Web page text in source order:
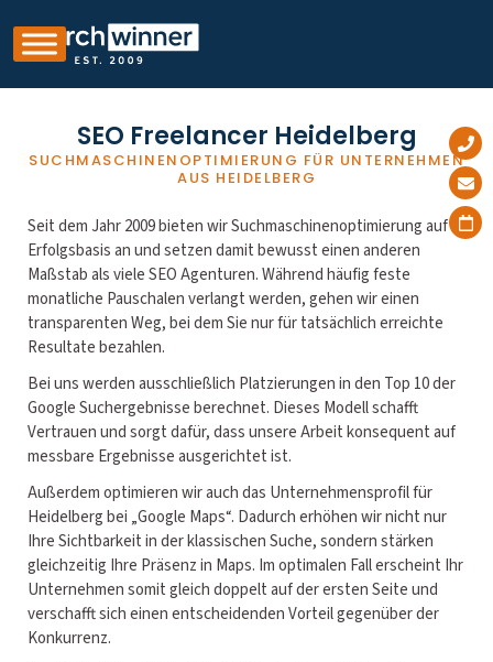
SEO Freelancer Heidelberg
SUCHMASCHINENOPTIMIERUNG FÜR UNTERNEHMEN
AUS HEIDELBERG
Seit dem Jahr 2009 bieten wir Suchmaschinenoptimierung auf
Erfolgsbasis an und setzen damit bewusst einen anderen
Maßstab als viele SEO Agenturen. Während häufig feste
monatliche Pauschalen verlangt werden, gehen wir einen
transparenten Weg, bei dem Sie nur für tatsächlich erreichte
Resultate bezahlen.
Bei uns werden ausschließlich Platzierungen in den Top 10 der
Google Suchergebnisse berechnet. Dieses Modell schafft
Vertrauen und sorgt dafür, dass unsere Arbeit konsequent auf
messbare Ergebnisse ausgerichtet ist.
Außerdem optimieren wir auch das Unternehmensprofil für
Heidelberg bei „Google Maps“. Dadurch erhöhen wir nicht nur
Ihre Sichtbarkeit in der klassischen Suche, sondern stärken
gleichzeitig Ihre Präsenz in Maps. Im optimalen Fall erscheint Ihr
Unternehmen somit gleich doppelt auf der ersten Seite und
verschafft sich einen entscheidenden Vorteil gegenüber der
Konkurrenz.